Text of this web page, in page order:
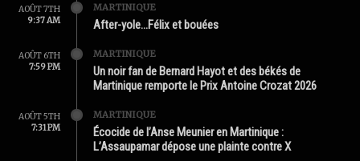
AOÛT 7TH
9:37 AM
MARTINIQUE
After-yole…Félix et bouées
AOÛT 6TH
7:59 PM
MARTINIQUE
Un noir fan de Bernard Hayot et des békés de
Martinique remporte le Prix Antoine Crozat 2026
AOÛT 5TH
7:31 PM
MARTINIQUE
Écocide de l’Anse Meunier en Martinique :
L’Assaupamar dépose une plainte contre X